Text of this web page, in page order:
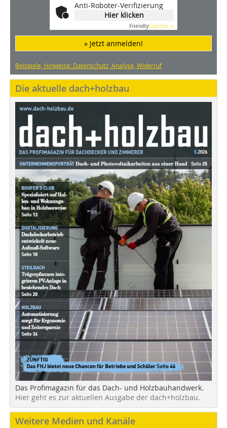
Anti-Roboter-Verifizierung
Hier klicken
FriendlyCaptcha ⇗
» Jetzt anmelden!
Beispiele, Hinweise: Datenschutz, Analyse, Widerruf
Die aktuelle dach+holzbau
Das Profimagazin für das Dach- und Holzbauhandwerk.
Hier geht es zur aktuellen Ausgabe der dach+holzbau.
Weitere Medien und Kanäle